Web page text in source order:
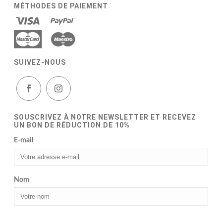
MÉTHODES DE PAIEMENT
SUIVEZ-NOUS
SOUSCRIVEZ À NOTRE NEWSLETTER ET RECEVEZ
UN BON DE RÉDUCTION DE 10%
E-mail
Nom